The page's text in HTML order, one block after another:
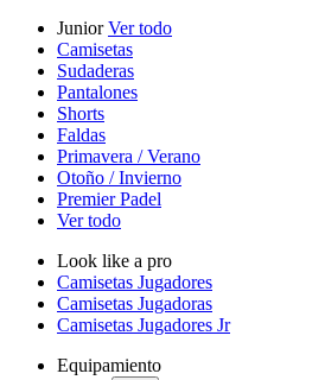
JuniorVer todo
Camisetas
Sudaderas
Pantalones
Shorts
Faldas
Primavera / Verano
Otoño / Invierno
Premier Padel
Ver todo
Look like a pro
Camisetas Jugadores
Camisetas Jugadoras
Camisetas Jugadores Jr
Equipamiento